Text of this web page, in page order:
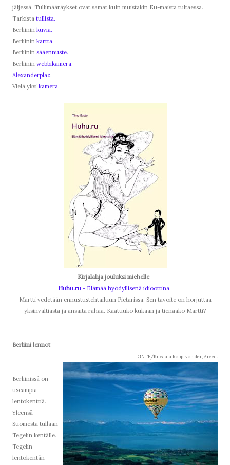
jäljessä. Tullimääräykset ovat samat kuin muistakin Eu-maista tultaessa.
Tarkista tullista.
Berliinin kuvia.
Berliinin kartta.
Berliinin sääennuste.
Berliinin webbikamera.
Alexanderplaz.
Vielä yksi kamera.
Kirjalahja jouluksi miehelle.
Huhu.ru- Elämää hyödyllisenä idioottina.
Martti vedetään ennustustehtailuun Pietarissa. Sen tavoite on horjuttaa
yksinvaltiasta ja ansaita rahaa. Kaatuuko kukaan ja tienaako Martti?
Berliini lennot
GNTB/Kuvaaja Ropp, von der, Arved.
Berliinissä on
useampia
lentokenttiä.
Yleensä
Suomesta tullaan
Tegelin kentälle.
Tegelin
lentokentän